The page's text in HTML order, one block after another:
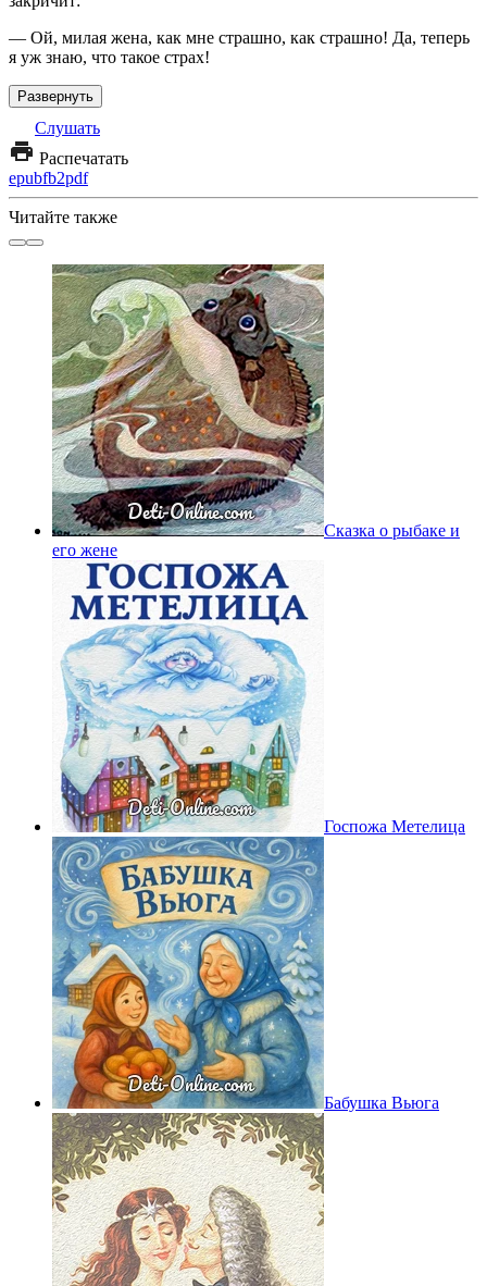
— Ой, милая жена, как мне страшно, как страшно! Да, теперь
я уж знаю, что такое страх!
Развернуть
Слушать
Распечатать
epubfb2pdf
Читайте также
Сказка о рыбаке и
его жене
Госпожа Метелица
Бабушка Вьюга